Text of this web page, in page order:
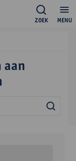
MENU
ZOEK
aan